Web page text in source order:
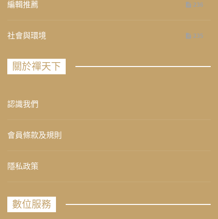
編輯推薦 236
社會與環境 235
關於禪天下
認識我們
會員條款及規則
隱私政策
數位服務